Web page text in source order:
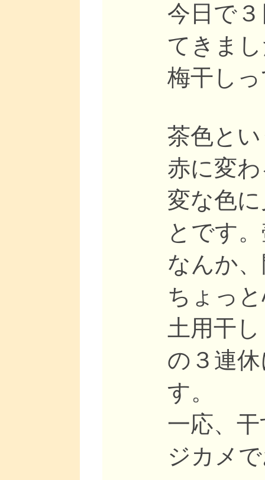
今日で
てきま
梅干し
茶色と
赤に変
変な色
とです
なんか
ちょっ
土用干
の３連
す。
一応、
ジカメ